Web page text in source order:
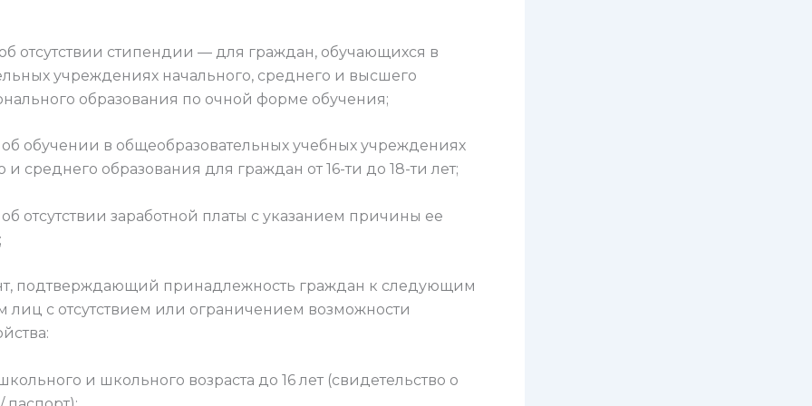
отсутствии стипендии — для граждан, обучающихся в
учреждениях начального, среднего и высшего
образования по очной форме обучения;
об обучении в общеобразовательных учебных учреждениях
и среднего образования для граждан от 16-ти до 18-ти лет;
отсутствии заработной платы с указанием причины ее
подтверждающий принадлежность граждан к следующим
лиц с отсутствием или ограничением возможности
и школьного возраста до 16 лет (свидетельство о